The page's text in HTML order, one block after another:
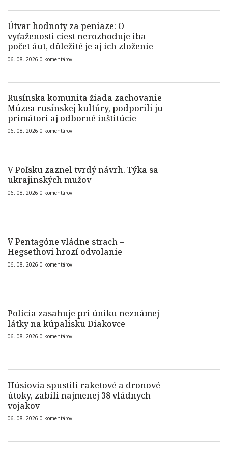
Útvar hodnoty za peniaze: O
vyťaženosti ciest nerozhoduje iba
počet áut, dôležité je aj ich zloženie
06. 08. 2026 0 komentárov
Rusínska komunita žiada zachovanie
Múzea rusínskej kultúry, podporili ju
primátori aj odborné inštitúcie
06. 08. 2026 0 komentárov
V Poľsku zaznel tvrdý návrh. Týka sa
ukrajinských mužov
06. 08. 2026 0 komentárov
V Pentagóne vládne strach –
Hegsethovi hrozí odvolanie
06. 08. 2026 0 komentárov
Polícia zasahuje pri úniku neznámej
látky na kúpalisku Diakovce
06. 08. 2026 0 komentárov
Húsíovia spustili raketové a dronové
útoky, zabili najmenej 38 vládnych
vojakov
06. 08. 2026 0 komentárov